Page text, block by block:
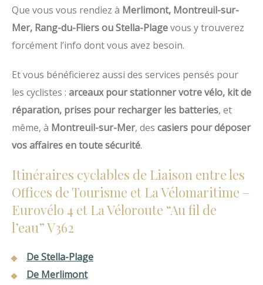
Que vous vous rendiez à Merlimont, Montreuil-sur-
Mer, Rang-du-Fliers ou Stella-Plagevous y trouverez
forcément l’info dont vous avez besoin.
Et vous bénéficierez aussi des services pensés pour
les cyclistes : arceaux pour stationner votre vélo, kit de
réparation, prises pour recharger les batteries, et
même, à Montreuil-sur-Mer, des casiers pour déposer
vos affaires en toute sécurité.
Itinéraires cyclables de Liaison entre les
Offices de Tourisme et La Vélomaritime –
Eurovélo 4 et La Véloroute “Au fil de
l’eau” V362
De Stella-Plage
De Merlimont